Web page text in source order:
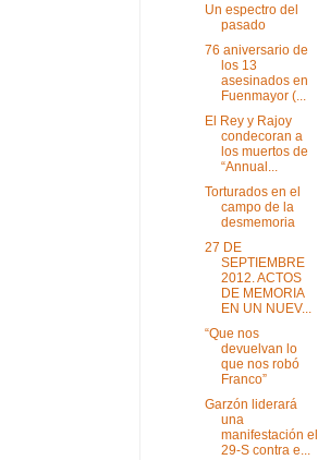
Un espectro del
pasado
76 aniversario de
los 13
asesinados en
Fuenmayor (...
El Rey y Rajoy
condecoran a
los muertos de
“Annual...
Torturados en el
campo de la
desmemoria
27 DE
SEPTIEMBRE
2012. ACTOS
DE MEMORIA
EN UN NUEV...
“Que nos
devuelvan lo
que nos robó
Franco”
Garzón liderará
una
manifestación el
29-S contra e...